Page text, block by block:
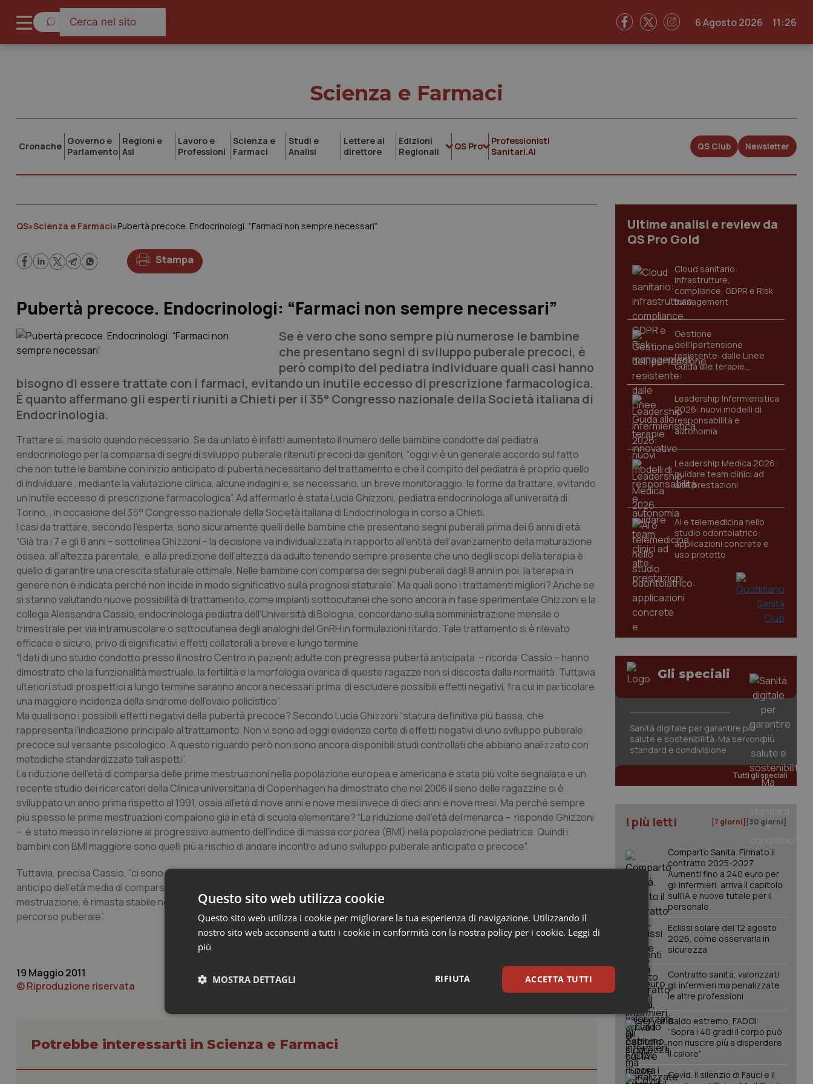
6 Agosto 2026 11:26
Scienza e Farmaci
Cronache Governo e
Parlamento
Regioni e
Asl
Lavoro e
Professioni
Scienza e
Farmaci
Studi e
Analisi
Lettere al
direttore
Edizioni
Regionali
QS Pro
Professionisti
Sanitari.AI
QS Club Newsletter
QS»Scienza e Farmaci»Pubertà precoce. Endocrinologi: “Farmaci non sempre necessari”
Stampa
Pubertà precoce. Endocrinologi: “Farmaci non sempre necessari”
Se è vero che sono sempre più numerose le bambine
che presentano segni di sviluppo puberale precoci, è
però compito del pediatra individuare quali casi hanno
bisogno di essere trattate con i farmaci, evitando un inutile eccesso di prescrizione farmacologica.
È quanto affermano gli esperti riuniti a Chieti per il 35° Congresso nazionale della Società italiana di
Endocrinologia.
Trattare sì, ma solo quando necessario. Se da un lato è infatti aumentato il numero delle bambine condotte dal pediatra
endocrinologo per la comparsa di segni di sviluppo puberale ritenuti precoci dai genitori, “oggi vi è un generale accordo sul fatto
che non tutte le bambine con inizio anticipato di pubertà necessitano del trattamento e che il compito del pediatra è proprio quello
di individuare , mediante la valutazione clinica, alcune indagini e, se necessario, un breve monitoraggio, le forme da trattare, evitando
un inutile eccesso di prescrizione farmacologica”. Ad affermarlo è stata Lucia Ghizzoni, pediatra endocrinologa all’università di
Torino, , in occasione del 35° Congresso nazionale della Società italiana di Endocrinologia in corso a Chieti.
I casi da trattare, secondo l’esperta, sono sicuramente quelli delle bambine che presentano segni puberali prima dei 6 anni di età.
“Già tra i 7 e gli 8 anni – sottolinea Ghizzoni – la decisione va individualizzata in rapporto all’entità dell’avanzamento della maturazione
ossea, all’altezza parentale, e alla predizione dell’altezza da adulto tenendo sempre presente che uno degli scopi della terapia è
quello di garantire una crescita staturale ottimale. Nelle bambine con comparsa dei segni puberali dagli 8 anni in poi, la terapia in
genere non è indicata perché non incide in modo significativo sulla prognosi staturale”. Ma quali sono i trattamenti migliori? Anche se
si stanno valutando nuove possibilità di trattamento, come impianti sottocutanei che sono ancora in fase sperimentale Ghizzoni e la
collega Alessandra Cassio, endocrinologa pediatra dell’Università di Bologna, concordano sulla somministrazione mensile o
trimestrale per via intramuscolare o sottocutanea degli analoghi del GnRH in formulazioni ritardo. Tale trattamento si è rilevato
efficace e sicuro, privo di significativi effetti collaterali a breve e lungo termine.
“I dati di uno studio condotto presso il nostro Centro in pazienti adulte con pregressa pubertà anticipata – ricorda Cassio – hanno
dimostrato che la funzionalità mestruale, la fertilità e la morfologia ovarica di queste ragazze non si discosta dalla normalità. Tuttavia
ulteriori studi prospettici a lungo termine saranno ancora necessari prima di escludere possibili effetti negativi, fra cui in particolare
una maggiore incidenza della sindrome dell’ovaio policistico”.
Ma quali sono i possibili effetti negativi della pubertà precoce? Secondo Lucia Ghizzoni “statura definitiva più bassa, che
rappresenta l’indicazione principale al trattamento. Non vi sono ad oggi evidenze certe di effetti negativi di uno sviluppo puberale
precoce sul versante psicologico. A questo riguardo però non sono ancora disponibili studi controllati che abbiano analizzato con
metodiche standardizzate tali aspetti”.
La riduzione dell’età di comparsa delle prime mestruazioni nella popolazione europea e americana è stata più volte segnalata e un
recente studio dei ricercatori della Clinica universitaria di Copenhagen ha dimostrato che nel 2006 il seno delle ragazzine si è
sviluppato un anno prima rispetto al 1991, ossia all'età di nove anni e nove mesi invece di dieci anni e nove mesi. Ma perché sempre
più spesso le prime mestruazioni compaiono già in età di scuola elementare? “La riduzione dell’età del menarca – risponde Ghizzoni
– è stato messo in relazione al progressivo aumento dell’indice di massa corporea (BMI) nella popolazione pediatrica. Quindi i
bambini con BMI maggiore sono quelli più a rischio di andare incontro ad uno sviluppo puberale anticipato o precoce”.
Tuttavia, precisa Cassio, “ci sono studi sia nazionali internazionali che ci dicono che, soprattutto nei Paesi industrializzati, vi è sì un
anticipo dell’età media di comparsa del primo segno di sviluppo puberale (cioè il seno) ma che l’età del menarca, cioè della prima
mestruazione, è rimasta stabile nelle ultime due generazioni, conducendo globalmente da un prolungamento del tempo del
percorso puberale”.
19 Maggio 2011
© Riproduzione riservata
Potrebbe interessarti in Scienza e Farmaci
Ultime analisi e review da
QS Pro Gold
Cloud sanitario:
infrastrutture,
compliance, GDPR e Risk
management
Gestione
dell'Ipertensione
resistente: dalle Linee
Guida alle terapie
innovative
Leadership Infermieristica
2026: nuovi modelli di
responsabilità e
autonomia
Leadership Medica 2026:
guidare team clinici ad
alte prestazioni
AI e telemedicina nello
studio odontoiatrico:
applicazioni concrete e
uso protetto
Gli speciali
Sanità digitale per garantire più
salute e sostenibilità. Ma servono
standard e condivisione
Tutti gli speciali
I più letti [7 giorni] [30 giorni]
Comparto Sanità. Firmato il
contratto 2025-2027.
Aumenti fino a 240 euro per
gli infermieri, arriva il capitolo
sull'IA e nuove tutele per il
personale
Eclissi solare del 12 agosto
2026, come osservarla in
sicurezza
Contratto sanità, valorizzati
gli infermieri ma penalizzate
le altre professioni
Caldo estremo, FADOI:
“Sopra i 40 gradi il corpo può
non riuscire più a disperdere
il calore”
Covid. Il silenzio di Fauci e il
Questo sito web utilizza cookie
Questo sito web utilizza i cookie per migliorare la tua esperienza di navigazione. Utilizzando il
nostro sito web acconsenti a tutti i cookie in conformità con la nostra policy per i cookie. Leggi di
più
ACCETTA TUTTI
RIFIUTA
MOSTRA DETTAGLI
Necessari Statistici Marketing